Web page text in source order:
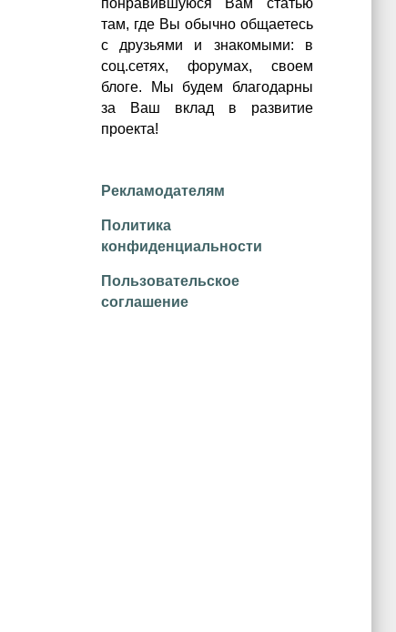
там, где Вы обычно общаетесь
с друзьями и знакомыми: в
соц.сетях, форумах, своем
блоге. Мы будем благодарны
за Ваш вклад в развитие
проекта!
Рекламодателям
Политика
конфиденциальности
Пользовательское
соглашение